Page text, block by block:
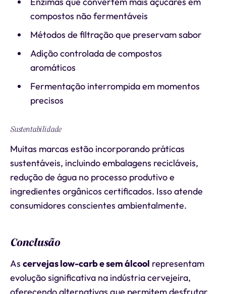
compostos não fermentáveis
Métodos de filtração que preservam sabor
Adição controlada de compostos
aromáticos
Fermentação interrompida em momentos
precisos
Sustentabilidade
Muitas marcas estão incorporando práticas
sustentáveis, incluindo embalagens recicláveis,
redução de água no processo produtivo e
ingredientes orgânicos certificados. Isso atende
consumidores conscientes ambientalmente.
Conclusão
As cervejas low-carb e sem álcool representam
evolução significativa na indústria cervejeira,